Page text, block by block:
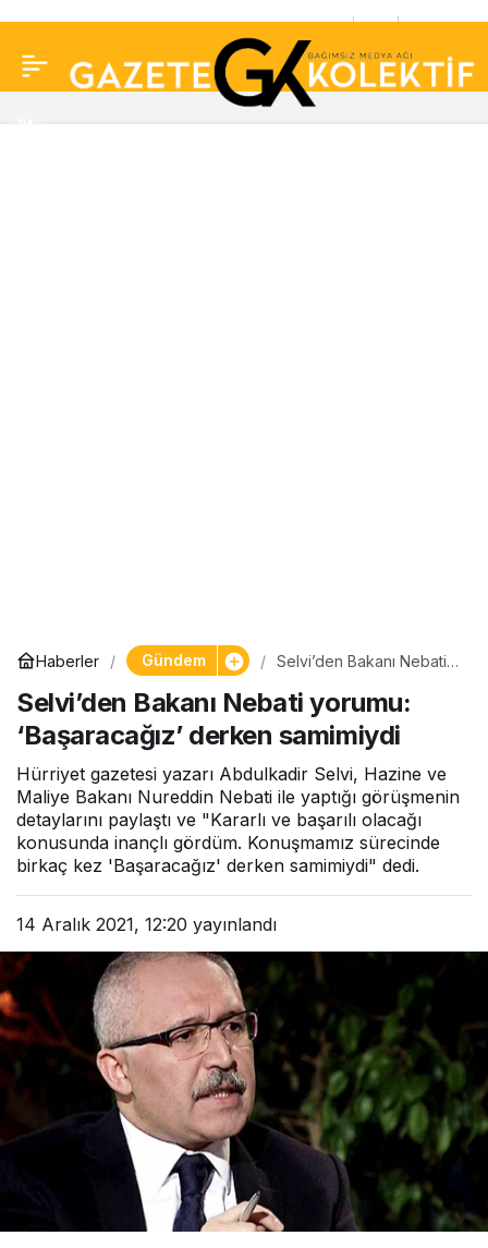
Haberler Gündem
Selvi’den Bakanı Nebati
derken samimiydi
Selvi’den Bakanı Nebati yorumu:
‘Başaracağız’ derken samimiydi
Hürriyet gazetesi yazarı Abdulkadir Selvi, Hazine ve
Maliye Bakanı Nureddin Nebati ile yaptığı görüşmenin
detaylarını paylaştı ve "Kararlı ve başarılı olacağı
konusunda inançlı gördüm. Konuşmamız sürecinde
birkaç kez 'Başaracağız' derken samimiydi" dedi.
14 Aralık 2021, 12:20 yayınlandı
yapan vatandaşa